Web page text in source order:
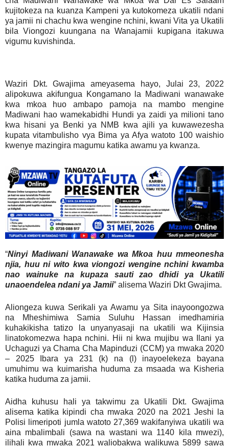
kujitokeza na kuanza Kampeni ya kutokomeza ukatili ndani
ya jamii ni chachu kwa wengine nchini, kwani Vita ya Ukatili
bila Viongozi kuungana na Wanajamii kupigana itakuwa
vigumu kuvishinda.
Waziri Dkt. Gwajima ameyasema hayo, Julai 23, 2022
alipokuwa akifungua Kongamano la Madiwani wanawake
kwa mkoa huo ambapo pamoja na mambo mengine
Madiwani hao wamekabidhi Hundi ya zaidi ya milioni tano
kwa hisani ya Benki ya NMB kwa ajili ya kuwawezesha
kupata vitambulisho vya Bima ya Afya watoto 100 waishio
kwenye mazingira magumu katika awamu ya kwanza.
“Ninyi Madiwani Wanawake wa Mkoa huu mmeonesha
njia, huu ni wito kwa viongozi wengine nchini kwamba
nao wainuke na kupaza sauti zao dhidi ya Ukatili
unaoendelea ndani ya Jamii” alisema Waziri Dkt Gwajima.
Aliongeza kuwa Serikali ya Awamu ya Sita inayoongozwa
na Mheshimiwa Samia Suluhu Hassan imedhamiria
kuhakikisha tatizo la unyanyasaji na ukatili wa Kijinsia
linatokomezwa hapa nchini. Hii ni kwa mujibu wa Ilani ya
Uchaguzi ya Chama Cha Mapinduzi (CCM) ya mwaka 2020
– 2025 Ibara ya 231 (k) na (l) inayoelekeza bayana
umuhimu wa kuimarisha huduma za msaada wa Kisheria
katika huduma za jamii.
Aidha kuhusu hali ya takwimu za Ukatili Dkt. Gwajima
alisema katika kipindi cha mwaka 2020 na 2021 Jeshi la
Polisi limeripoti jumla watoto 27,369 wakifanyiwa ukatili wa
aina mbalimbali (sawa na wastani wa 1140 kila mwezi),
ilihali kwa mwaka 2021 waliobakwa walikuwa 5899 sawa